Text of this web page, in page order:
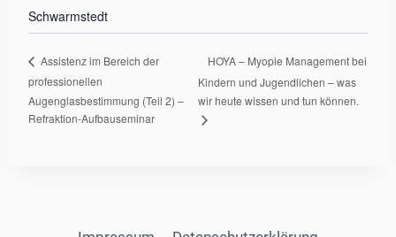
Schwarmstedt
Assistenz im Bereich der
professionellen
Augenglasbestimmung (Teil 2) –
Refraktion-Aufbauseminar
HOYA – Myopie Management bei
Kindern und Jugendlichen – was
wir heute wissen und tun können.